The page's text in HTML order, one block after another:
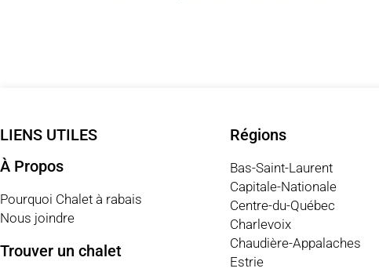
LIENS UTILES
À Propos
Pourquoi Chalet à rabais
Nous joindre
Trouver un chalet
Régions
Bas-Saint-Laurent
Capitale-Nationale
Centre-du-Québec
Charlevoix
Chaudière-Appalaches
Estrie